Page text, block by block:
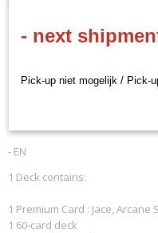
Specificaties
MTG-WAR-PD-EN
Wizards of the Coast
Omschrijving
- EN
1 Deck contains:
1 Premium Card : Jace, Arcane
1 60-card deck
- next
Pick-up niet mogelijk / Pick-